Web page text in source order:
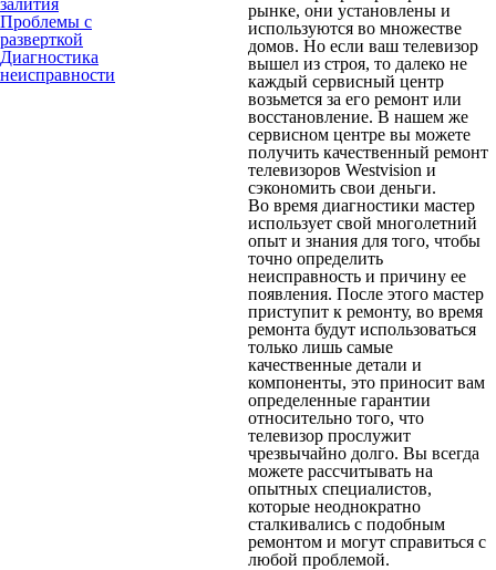
залития
Проблемы с
разверткой
Диагностика
неисправности
рынке, они установлены и
используются во множестве
домов. Но если ваш телевизор
вышел из строя, то далеко не
каждый сервисный центр
возьмется за его ремонт или
восстановление. В нашем же
сервисном центре вы можете
получить качественный ремонт
телевизоров Westvision и
сэкономить свои деньги.
Во время диагностики мастер
использует свой многолетний
опыт и знания для того, чтобы
точно определить
неисправность и причину ее
появления. После этого мастер
приступит к ремонту, во время
ремонта будут использоваться
только лишь самые
качественные детали и
компоненты, это приносит вам
определенные гарантии
относительно того, что
телевизор прослужит
чрезвычайно долго. Вы всегда
можете рассчитывать на
опытных специалистов,
которые неоднократно
сталкивались с подобным
ремонтом и могут справиться с
любой проблемой.